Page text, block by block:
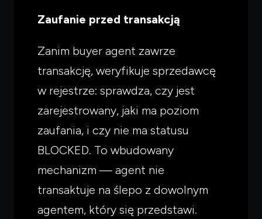
Zaufanie przed transakcją
Zanim buyer agent zawrze
transakcję, weryfikuje sprzedawcę
w rejestrze: sprawdza, czy jest
zarejestrowany, jaki ma poziom
zaufania, i czy nie ma statusu
BLOCKED. To wbudowany
mechanizm — agent nie
transaktuje na ślepo z dowolnym
agentem, który się przedstawi.